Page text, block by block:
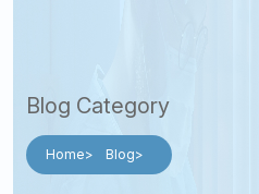
Blog Category
Home Blog